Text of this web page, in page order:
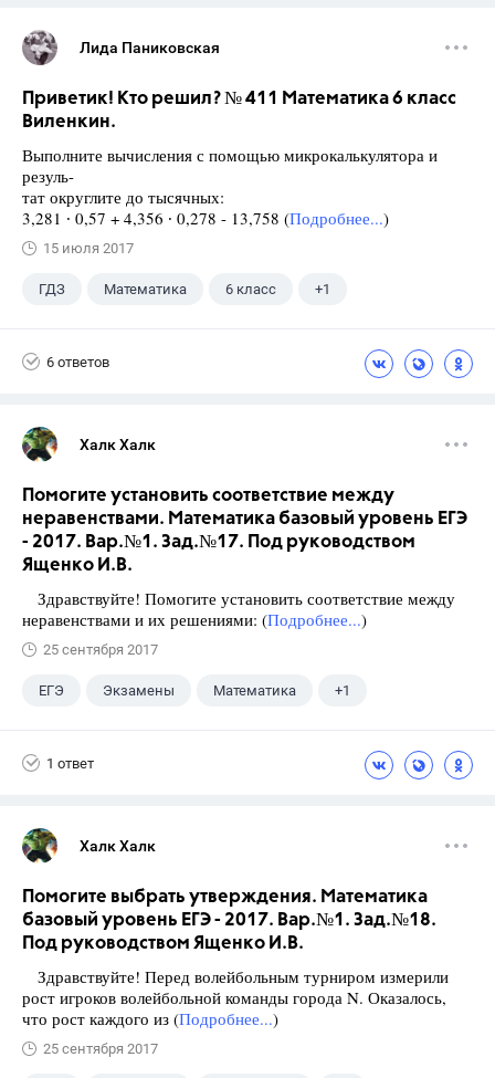
Лида Паниковская
Приветик! Кто решил? № 411 Математика 6 класс
Виленкин.
Выполните вычисления с помощью микрокалькулятора и
резуль-
тат округлите до тысячных:
3,281 ∙ 0,57 + 4,356 ∙ 0,278 - 13,758 (Подробнее...)
15 июля 2017
ГДЗ Математика 6 класс +1
6 ответов
Халк Халк
Помогите установить соответствие между
неравенствами. Математика базовый уровень ЕГЭ
- 2017. Вар.№1. Зад.№17. Под руководством
Ященко И.В.
Здравствуйте! Помогите установить соответствие между
неравенствами и их решениями: (Подробнее...)
25 сентября 2017
ЕГЭ Экзамены Математика +1
1 ответ
Халк Халк
Помогите выбрать утверждения. Математика
базовый уровень ЕГЭ - 2017. Вар.№1. Зад.№18.
Под руководством Ященко И.В.
Здравствуйте! Перед волейбольным турниром измерили
рост игроков волейбольной команды города N. Оказалось,
что рост каждого из (Подробнее...)
25 сентября 2017